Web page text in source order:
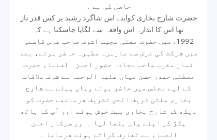
حاصل کی ہے ۔
حضرت شارح بخاری کواپنے اس شاگرد رشید پر کس قدر ناز
تھا اس کا اندازہ اس واقعہ سے لگایا جاسکتا ہے کہ
1992ءمیں حضرت مفتی مجیب اشرف صاحب عرس قاسمی
میں شرکت کی غرض سے مارہرہ مطہرہ حاضر ہوئے، بعد
نماز مغرب صاحب سجادہ حضور احسن العلماء حضرت
مصطفی حیدر حسن میاں علیہ الرحمہ سے شرف ملاقات
کے لیے مجلس میں حاضر ہوئے وہاں پہلے سے شارح
بخاری مفتی شریف الحق تشریف فرماتھے حضرت کو
دیکھ کر شارح بخاری بہت خوش ہوئے اور آپ کا ہاتھ
پکڑ کر اپنے پاس بٹھا لیا ۔اور سرکار احسن
العماء سے تعارف کراتے ہوئے فرمایا ۔